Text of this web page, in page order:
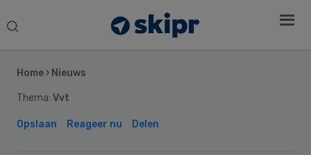
Search
Home › Nieuws
Thema: Vvt
Opslaan Reageer nu Delen
Sidebar